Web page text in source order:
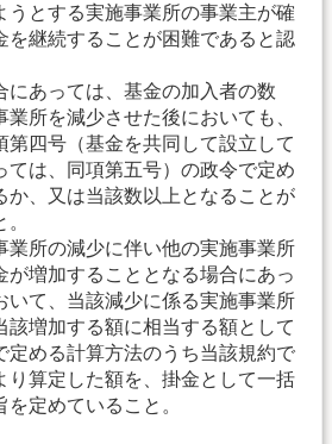
とする実施事業所の事業主が確
を継続することが困難であると認
あっては、基金の加入者の数
業所を減少させた後においても、
第四号（基金を共同して設立して
ては、同項第五号）の政令で定め
か、又は当該数以上となることが
所の減少に伴い他の実施事業所
が増加することとなる場合にあっ
いて、当該減少に係る実施事業所
該増加する額に相当する額として
定める計算方法のうち当該規約で
り算定した額を、掛金として一括
を定めていること。